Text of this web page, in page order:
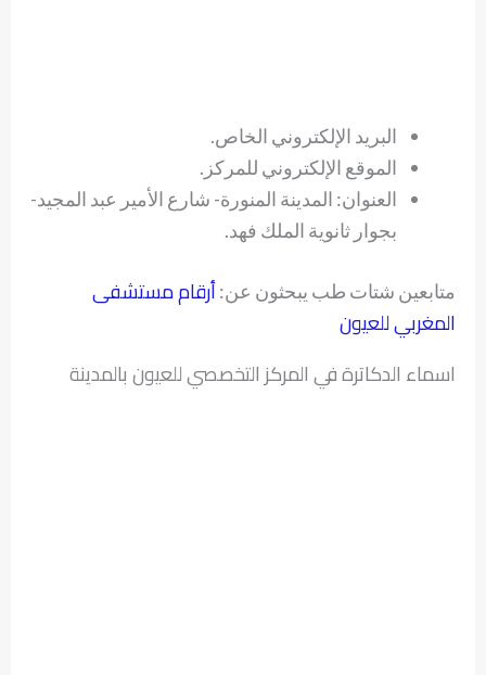
البريد الإلكتروني الخاص.
الموقع الإلكتروني للمركز.
العنوان: المدينة المنورة- شارع الأمير عبد المجيد-
بجوار ثانوية الملك فهد.
متابعين شتات طب يبحثون عن:أرقام مستشفى
المغربي للعيون
اسماء الدكاترة في المركز التخصصي للعيون بالمدينة